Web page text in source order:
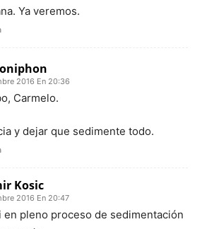
Ya veremos.
2016 En 20:36
Carmelo.
y dejar que sedimente todo.
Kosic
2016 En 20:47
en pleno proceso de sedimentación